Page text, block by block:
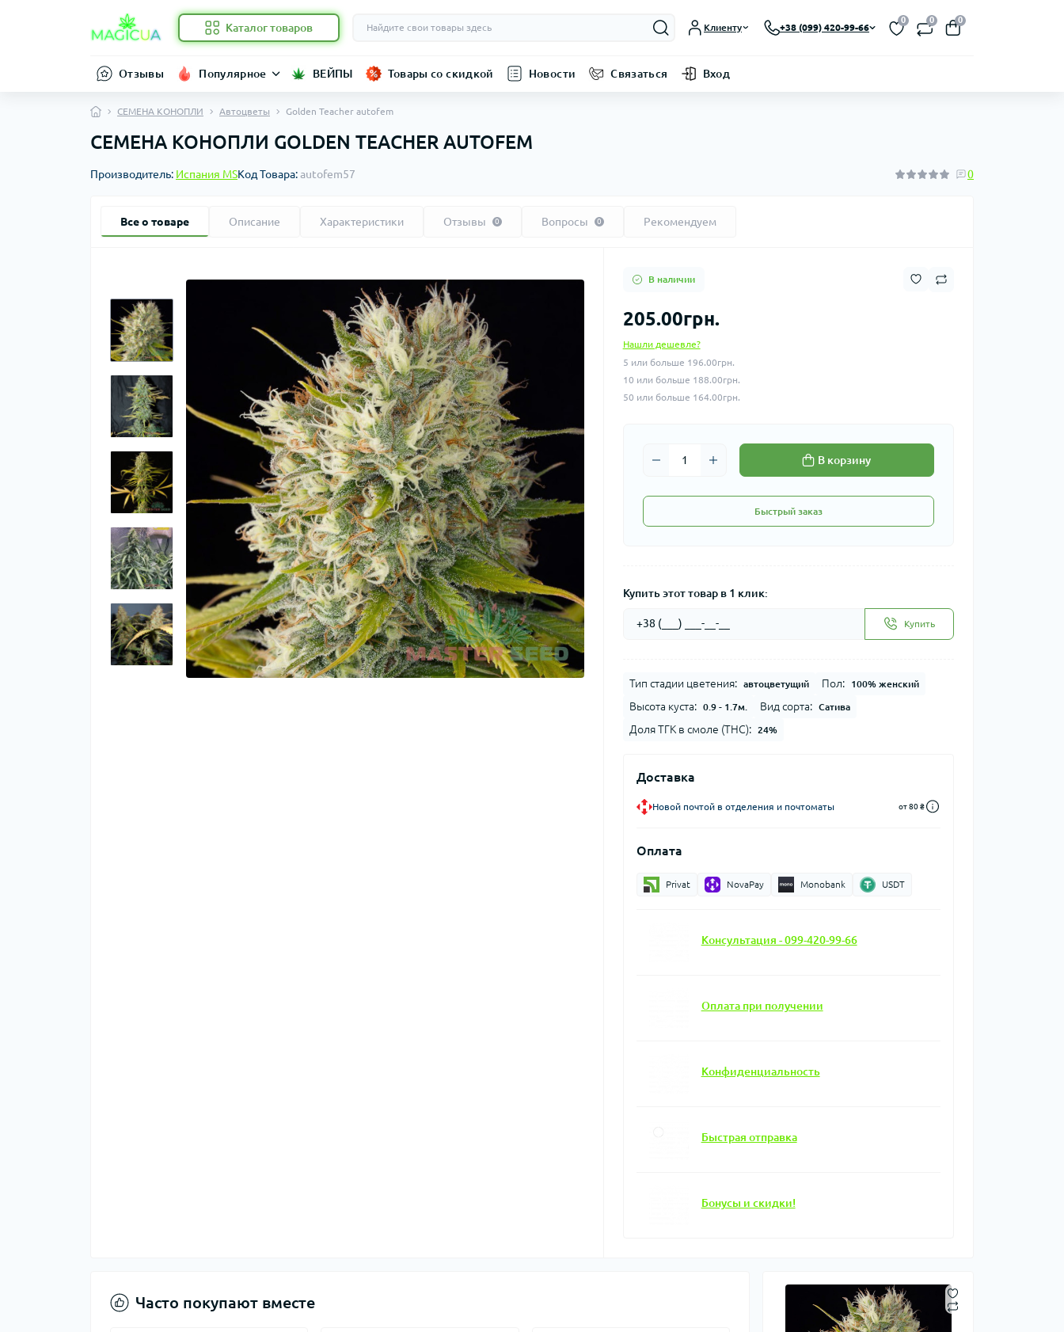
Каталог товаров Клиенту +38 (099) 420-99-66
0 0 0
Отзывы Популярное ВЕЙПЫ Товары со скидкой Новости Связаться Вход
СЕМЕНА КОНОПЛИ Автоцветы Golden Teacher autofem
СЕМЕНА КОНОПЛИ GOLDEN TEACHER AUTOFEM
Производитель: Испания MSКод Товара:autofem57 0
Все о товаре Описание Характеристики Отзывы 0 Вопросы 0 Рекомендуем
В наличии
205.00грн.
Нашли дешевле?
5 или больше 196.00грн.
10 или больше 188.00грн.
50 или больше 164.00грн.
В корзину
Быстрый заказ
Купить этот товар в 1 клик:
Купить
Тип стадии цветения: автоцветущий Пол: 100% женский
Высота куста: 0.9 - 1.7м. Вид сорта: Сатива
Доля ТГК в смоле (THC): 24%
Доставка
Новой почтой в отделения и почтоматы от 80 ₴
Оплата
Privat NovaPay Monobank USDT
Консультация - 099-420-99-66
Оплата при получении
Конфиденциальность
Быстрая отправка
Бонусы и скидки!
Часто покупают вместе